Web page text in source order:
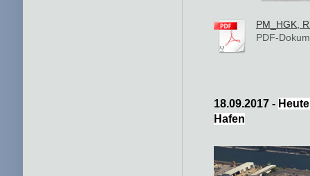
PM_HGK,
PDF-
18.09.2017 -
Hafen